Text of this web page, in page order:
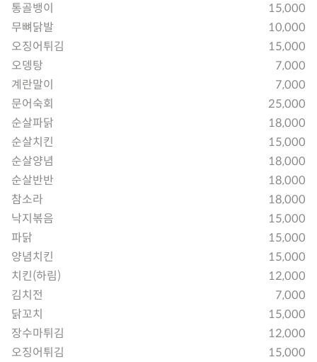
통골뱅이
15,000
무뼈닭발
10,000
오징어튀김
15,000
오뎅탕
7,000
계란말이
7,000
문어숙회
25,000
순살파닭
18,000
순살치킨
15,000
순살양념
18,000
순살반반
18,000
참소라
18,000
낙지볶음
15,000
파닭
15,000
양념치킨
15,000
치킨(하림)
12,000
김치전
7,000
닭꼬치
15,000
장수마튀김
12,000
오징어튀김
15,000